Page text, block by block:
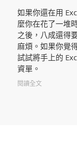
如果你還在用
麼你在花了一堆
之後，八成還得
麻煩。如果你覺
試試將手上的
資單。
閱讀全文